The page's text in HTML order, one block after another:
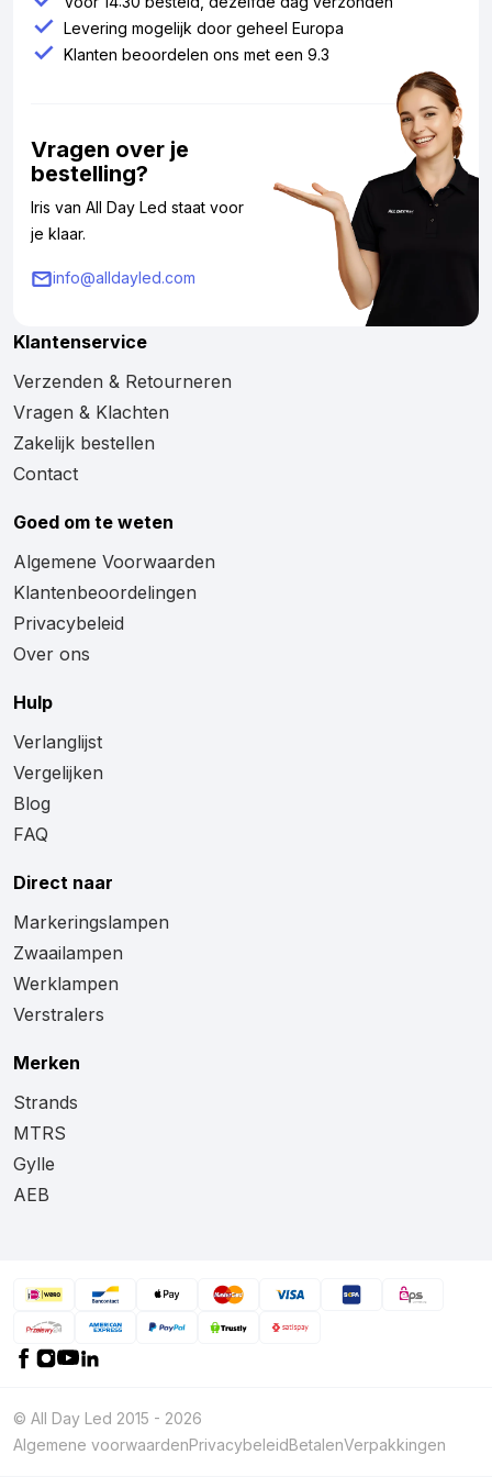
Levering mogelijk door geheel Europa
Klanten beoordelen ons met een 9.3
Vragen over je
bestelling?
Iris van All Day Led staat voor
je klaar.
info@alldayled.com
Klantenservice
Verzenden & Retourneren
Vragen & Klachten
Zakelijk bestellen
Contact
Goed om te weten
Algemene Voorwaarden
Klantenbeoordelingen
Privacybeleid
Over ons
Hulp
Verlanglijst
Vergelijken
Blog
FAQ
Direct naar
Markeringslampen
Zwaailampen
Werklampen
Verstralers
Merken
Strands
MTRS
Gylle
AEB
© All Day Led 2015 - 2026
Algemene voorwaardenPrivacybeleidBetalenVerpakkingen